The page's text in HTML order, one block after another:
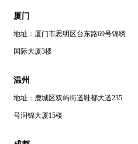
厦门
地址：厦门市思明区台东路69号锦绣
国际大厦3楼
温州
地址：鹿城区双屿街道鞋都大道235
号润锦大厦15楼